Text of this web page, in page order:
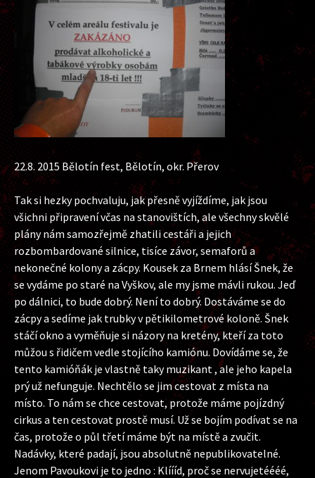
22.8. 2015 Bělotín fest, Bělotín, okr. Přerov
Tak si hezky pochvaluju, jak přesně vyjíždíme, jak jsou
všichni připravení včas na stanovištích, ale všechny skvělé
plány nám samozřejmě zhatili cestáři a jejich
rozbombardované silnice, tisíce závor, semaforů a
nekonečné kolony a zácpy. Kousek za Brnem hlásí Šnek, že
se vydáme po staré na Vyškov, ale my jsme mávli rukou. Jeď
po dálnici, to bude dobrý. Není to dobrý. Dostáváme se do
zácpy a sedíme jak trubky v pětikilometrové koloně. Šnek
stáčí okno a vyměňuje si názory na kretény, kteří za toto
můžou s řidičem vedle stojícího kamiónu. Dovídáme se, že
tento kamióňák je vlastně taky muzikant , ale jeho kapela
prý už nefunguje. Nechtělo se jim cestovat z místa na
místo. To nám se chce cestovat, protože máme pojízdný
cirkus a ten cestovat prostě musí. Už se bojím podívat se na
čas, protože o půl třetí máme být na místě a zvučit.
Nadávky, které padají, jsou absolutně nepublikovatelné.
Jenom Pavoukovi je to jedno : Klíííd, proč se nervujetéééé,